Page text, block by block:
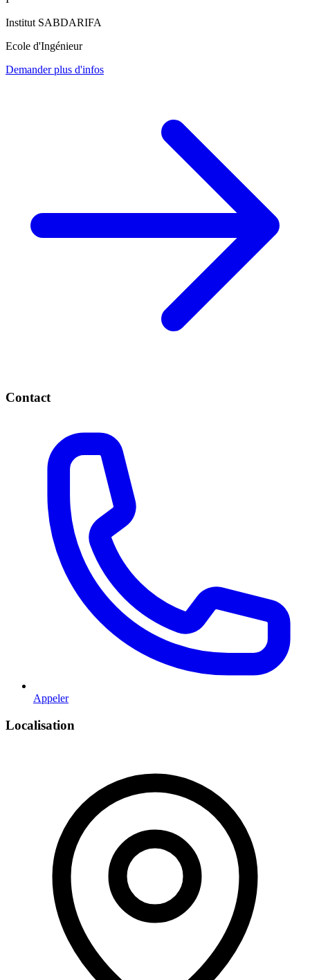
Institut SABDARIFA
Ecole d'Ingénieur
Demander plus d'infos
Contact
Appeler
Localisation